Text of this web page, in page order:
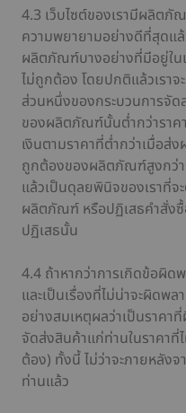
4.3 เว็บไซต์ของเรามีผลิตภั
ความพยายามอย่างดีที่สุดแ
ผลิตภัณฑ์บางอย่างที่มีอยู่ในเ
ไม่ถูกต้อง โดยปกติแล้วเรา
ส่วนหนึ่งของกระบวนการจั
ของผลิตภัณฑ์นั้นต่ำกว่าราคา
เงินตามราคาที่ต่ำกว่าเมื่อ
ถูกต้องของผลิตภัณฑ์สูงกว่า
แล้วเป็นดุลยพินิจของเราที่
ผลิตภัณฑ์ หรือปฏิเสธคำสั่ง
ปฏิเสธนั้น
4.4 ถ้าหากว่าการเกิดข้อผิด
และเป็นเรื่องที่ไม่น่าจะผิดพ
อย่างสมเหตุผลว่าเป็นราคา
จัดส่งสินค้าแก่ท่านในราคาที่
ต้อง) ทั้งนี้ ไม่ว่าจะภายหลัง
ท่านแล้ว